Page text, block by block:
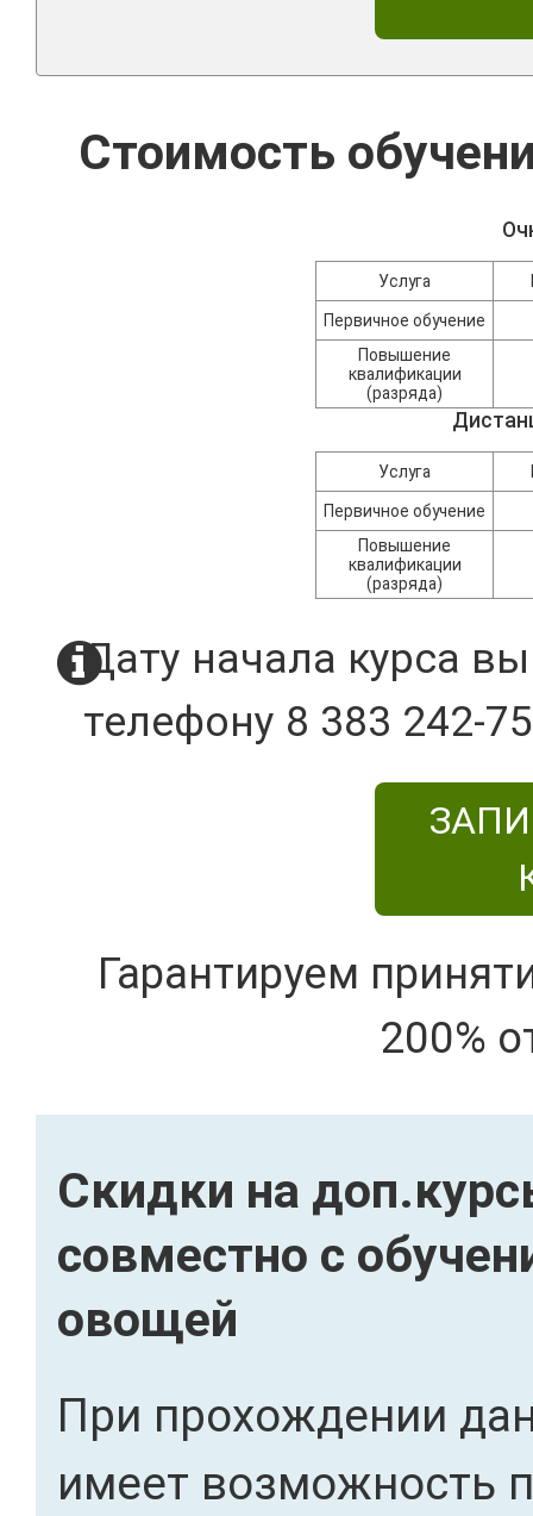
Стоимость
Услуга
Первичное обучение
Повышение
квалификации
(разряда)
Услуга
Первичное обучение
Повышение
квалификации
(разряда)
Дату начала курса
телефону 8 383 242-
Гарантируем
200%
Скидки на
совместно с
овощей
При прохождении
имеет возможность